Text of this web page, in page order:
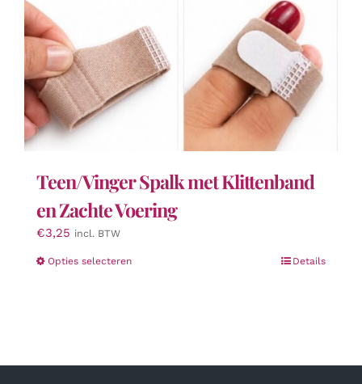
Teen/Vinger Spalk met Klittenband
en Zachte Voering
€3,25 incl. BTW
Opties selecterenDit
optie
Details